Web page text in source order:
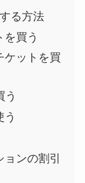
る方法
買う
ケットを買
う
ンの割引